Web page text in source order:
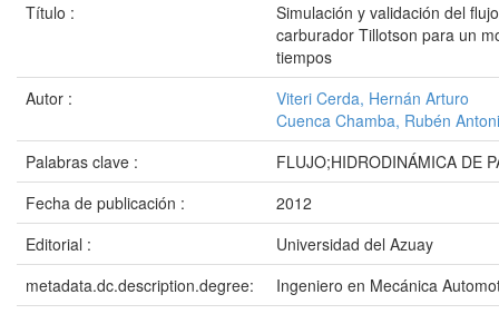
Título :
Simulación y validación del
carburador Tillotson para un
tiempos
Autor :
Viteri Cerda, Hernán Arturo
Cuenca Chamba, Rubén
Palabras clave :
FLUJO;HIDRODINÁMICA DE
Fecha de publicación :
2012
Editorial :
Universidad del Azuay
metadata.dc.description.degree:
Ingeniero en Mecánica